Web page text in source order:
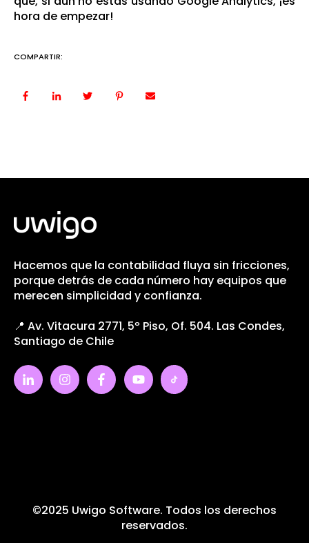
hora de empezar!
COMPARTIR:
Hacemos que la contabilidad fluya sin fricciones,
porque detrás de cada número hay equipos que
merecen simplicidad y confianza.
📍 Av. Vitacura 2771, 5º Piso, Of. 504. Las Condes,
Santiago de Chile
©2025 Uwigo Software. Todos los derechos
reservados.